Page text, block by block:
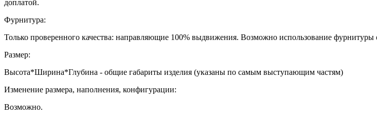
доплатой.
Фурнитура:
Только проверенного качества: направляющие 100% выдвижения. Возможно использование
Размер:
Высота*Ширина*Глубина - общие габариты изделия (указаны по самым выступающим частям)
Изменение размера, наполнения, конфигурации:
Возможно.